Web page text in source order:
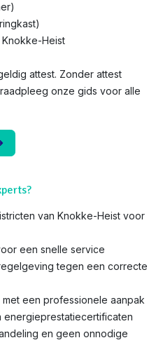
Heist
attest. Zonder attest
onze gids voor alle
van Knokke-Heist voor
een snelle service
tegen een correcte
een professionele aanpak
energieprestatiecertificaten
en geen onnodige